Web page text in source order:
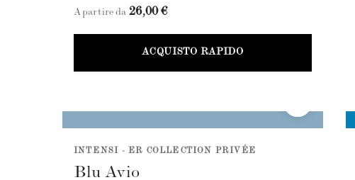
A partire da 26,00 €
ACQUISTO RAPIDO
INTENSI - ER COLLECTION PRIVÉE
Blu Avio